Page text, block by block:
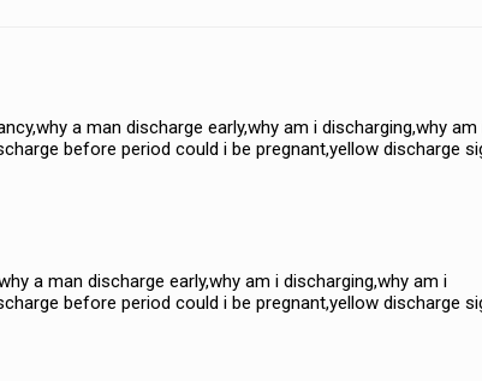
a man discharge early,why am i discharging,why am
before period could i be pregnant,yellow discharge
a man discharge early,why am i discharging,why am i
before period could i be pregnant,yellow discharge